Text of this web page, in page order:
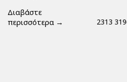
Διαβάστε
περισσότερα →
2313